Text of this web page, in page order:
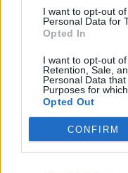
I want to opt-out
Personal Data for
Opted In
I want to opt-out
Retention, Sale,
Personal Data
Purposes for
Opted Out
CONFIRM
Lojas mais